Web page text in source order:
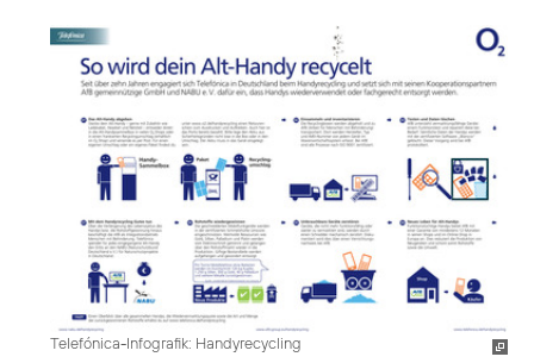
Telefónica-Infografik: Handyrecycling